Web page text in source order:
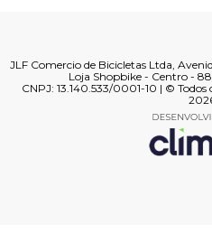
JLF Comercio de Bicicletas Ltda,
Loja Shopbike - Centro -
CNPJ: 13.140.533/0001-10 | ©